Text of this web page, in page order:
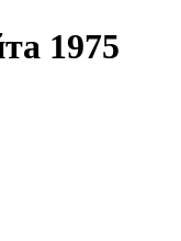
1975